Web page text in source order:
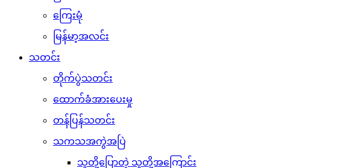
ကြေးမုံ
မြန်မာ့အလင်း
သတင်း
တိုက်ပွဲသတင်း
ထောက်ခံအားပေးမှု
တန်ပြန်သတင်း
သကသအကွဲအပြဲ
သူတို့ပြောတဲ့ သူတို့အကြောင်း